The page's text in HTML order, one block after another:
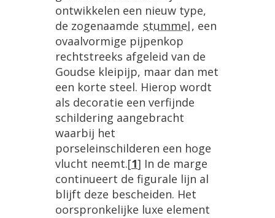
ontwikkelen een nieuw type,
de zogenaamde stummel, een
ovaalvormige pijpenkop
rechtstreeks afgeleid van de
Goudse kleipijp, maar dan met
een korte steel. Hierop wordt
als decoratie een verfijnde
schildering aangebracht
waarbij het
porseleinschilderen een hoge
vlucht neemt.[1] In de marge
continueert de figurale lijn al
blijft deze bescheiden. Het
oorspronkelijke luxe element